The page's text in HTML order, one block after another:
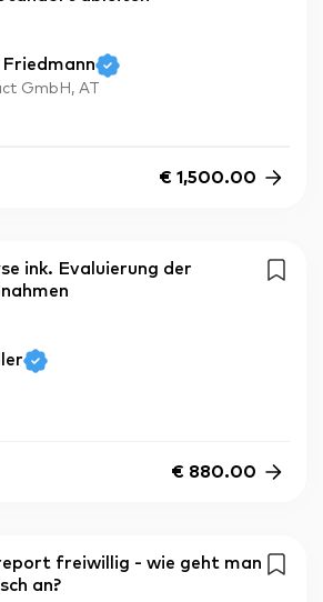
Friedmann
GmbH, AT
€ 1,500.00
ink. Evaluierung der
€ 880.00
freiwillig - wie geht man
an?